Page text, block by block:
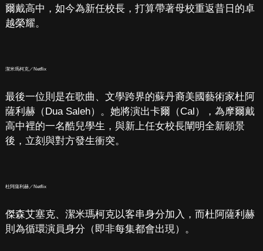
爾戴高中，如今為新任校長，打算帶著母校重返昔日的卓
越榮耀。
潔米瑪柯克／Netflix
最後一位則是在歌曲、文學跨界的蘇丹裔美國藝術家杜阿
薩利赫（Dua Saleh）。她將演出卡爾（Cal），為摩爾戴
高中裡的一名酷兒學生，與新上任女校長闡明全新願景
後，立刻與對方發生衝突。
杜阿薩利赫／Netflix
傑森艾塞克、潔米瑪柯克以客串身分加入，而杜阿薩利赫
則為循環演員身分（即非每集都會出現）。